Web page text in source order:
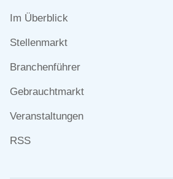
Navigation
Im Überblick
Stellenmarkt
Branchenführer
Gebrauchtmarkt
Veranstaltungen
RSS